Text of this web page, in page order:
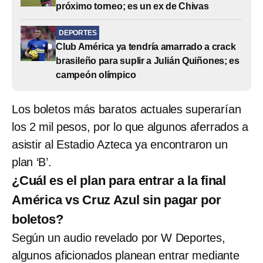
próximo torneo; es un ex de Chivas
DEPORTES
Club América ya tendría amarrado a crack
brasileño para suplir a Julián Quiñones; es
campeón olímpico
Los boletos más baratos actuales superarían
los 2 mil pesos, por lo que algunos aferrados a
asistir al Estadio Azteca ya encontraron un
plan ‘B’.
¿Cuál es el plan para entrar a la final
América vs Cruz Azul sin pagar por
boletos?
Según un audio revelado por W Deportes,
algunos aficionados planean entrar mediante